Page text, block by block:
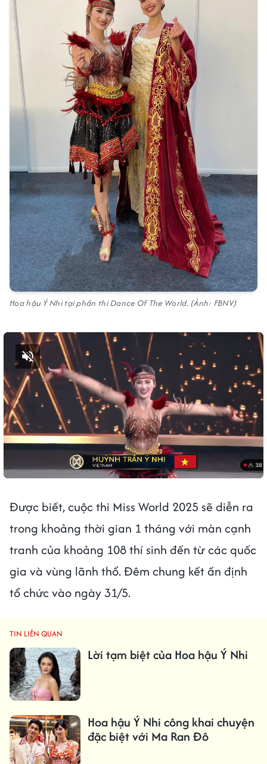
Hoa hậu Ý Nhi tại phần thi Dance Of The World. (Ảnh: FBNV)
Bật tiếng
Được biết, cuộc thi Miss World 2025 sẽ diễn ra
trong khoảng thời gian 1 tháng với màn cạnh
tranh của khoảng 108 thí sinh đến từ các quốc
gia và vùng lãnh thổ. Đêm chung kết ấn định
tổ chức vào ngày 31/5.
TIN LIÊN QUAN
Lời tạm biệt của Hoa hậu Ý Nhi
Hoa hậu Ý Nhi công khai chuyện
đặc biệt với Ma Ran Đô